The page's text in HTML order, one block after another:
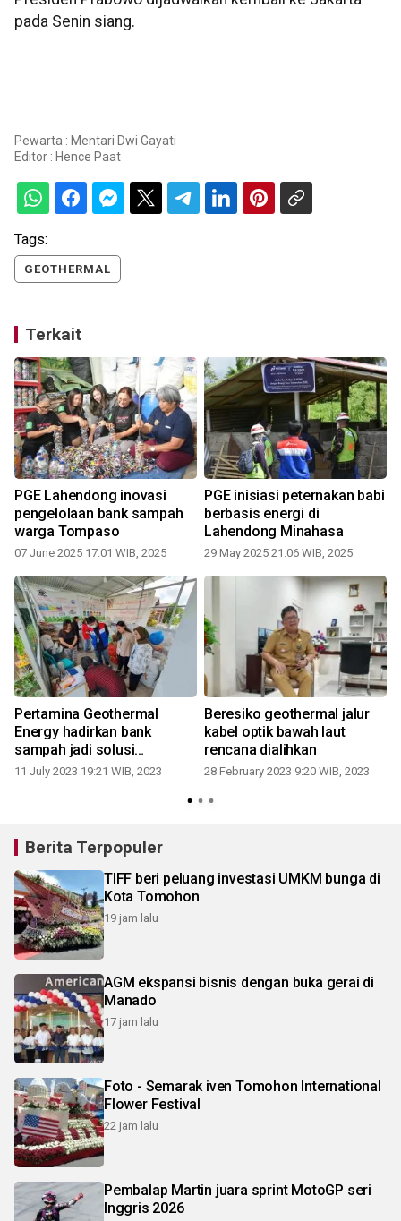
pada Senin siang.
Pewarta : Mentari Dwi Gayati
Editor : Hence Paat
Tags:
GEOTHERMAL
Terkait
PGE Lahendong inovasi
pengelolaan bank sampah
warga Tompaso
07 June 2025 17:01 WIB, 2025
PGE inisiasi peternakan babi
berbasis energi di
Lahendong Minahasa
29 May 2025 21:06 WIB, 2025
Pertamina Geothermal
Energy hadirkan bank
sampah jadi solusi
berkelanjutan di Minahasa
11 July 2023 19:21 WIB, 2023
Beresiko geothermal jalur
kabel optik bawah laut
rencana dialihkan
28 February 2023 9:20 WIB, 2023
Berita Terpopuler
TIFF beri peluang investasi UMKM bunga di
Kota Tomohon
19 jam lalu
AGM ekspansi bisnis dengan buka gerai di
Manado
17 jam lalu
Foto - Semarak iven Tomohon International
Flower Festival
22 jam lalu
Pembalap Martin juara sprint MotoGP seri
Inggris 2026